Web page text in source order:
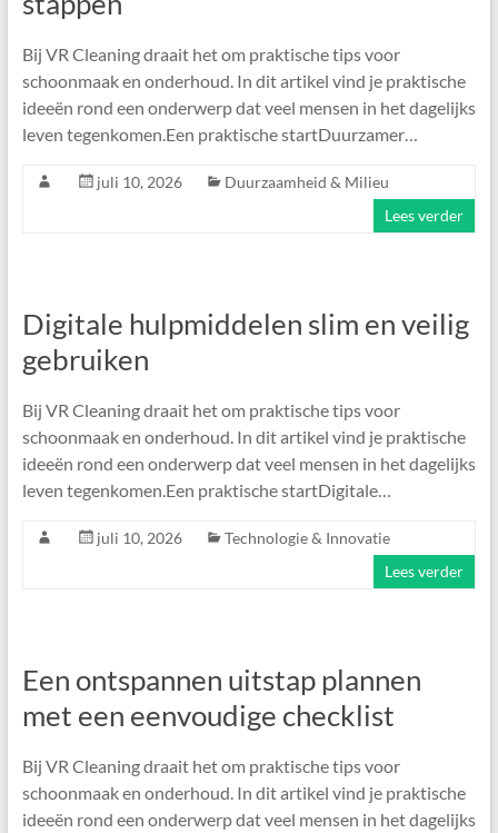
Bij VR Cleaning draait het om praktische tips voor
schoonmaak en onderhoud. In dit artikel vind je praktische
ideeën rond een onderwerp dat veel mensen in het dagelijks
leven tegenkomen.Een praktische startDuurzamer…
juli 10, 2026
Duurzaamheid & Milieu
Lees verder
Digitale hulpmiddelen slim en veilig
gebruiken
Bij VR Cleaning draait het om praktische tips voor
schoonmaak en onderhoud. In dit artikel vind je praktische
ideeën rond een onderwerp dat veel mensen in het dagelijks
leven tegenkomen.Een praktische startDigitale…
juli 10, 2026
Technologie & Innovatie
Lees verder
Een ontspannen uitstap plannen
met een eenvoudige checklist
Bij VR Cleaning draait het om praktische tips voor
schoonmaak en onderhoud. In dit artikel vind je praktische
ideeën rond een onderwerp dat veel mensen in het dagelijks